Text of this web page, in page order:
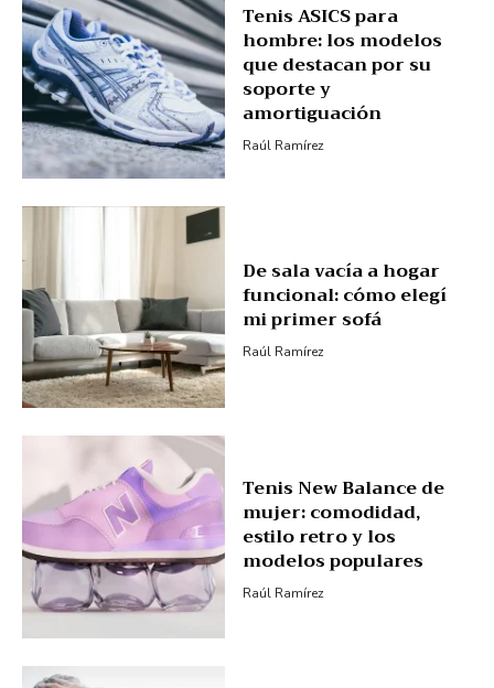
Tenis ASICS para
hombre: los modelos
que destacan por su
soporte y
amortiguación
Raúl Ramírez
De sala vacía a hogar
funcional: cómo elegí
mi primer sofá
Raúl Ramírez
Tenis New Balance de
mujer: comodidad,
estilo retro y los
modelos populares
Raúl Ramírez